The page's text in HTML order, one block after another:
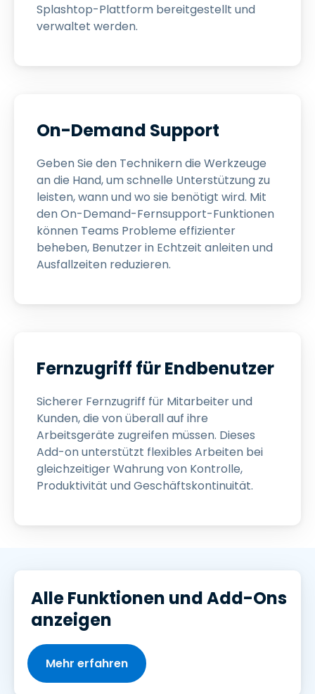
Splashtop-Plattform bereitgestellt und
verwaltet werden.
On-Demand Support
Geben Sie den Technikern die Werkzeuge
an die Hand, um schnelle Unterstützung zu
leisten, wann und wo sie benötigt wird. Mit
den On-Demand-Fernsupport-Funktionen
können Teams Probleme effizienter
beheben, Benutzer in Echtzeit anleiten und
Ausfallzeiten reduzieren.
Fernzugriff für Endbenutzer
Sicherer Fernzugriff für Mitarbeiter und
Kunden, die von überall auf ihre
Arbeitsgeräte zugreifen müssen. Dieses
Add-on unterstützt flexibles Arbeiten bei
gleichzeitiger Wahrung von Kontrolle,
Produktivität und Geschäftskontinuität.
Alle Funktionen und Add-Ons
anzeigen
Mehr erfahren